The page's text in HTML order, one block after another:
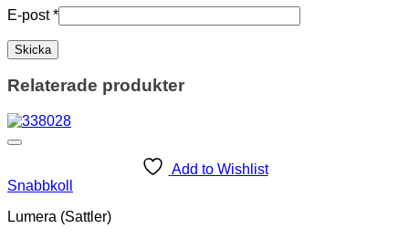
E-post*
Relaterade produkter
Add to Wishlist
Snabbkoll
Lumera (Sattler)